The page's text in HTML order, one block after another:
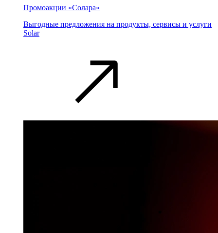
Промоакции «Солара»
Выгодные предложения на продукты, сервисы и услуги
Solar